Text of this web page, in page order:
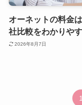
オーネットの料金
社比較をわかりや
2026年8月7日
1